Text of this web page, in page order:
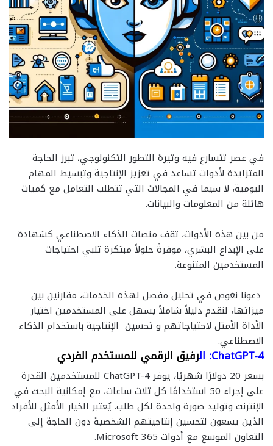
في عصر تتسارع فيه وتيرة التطور التكنولوجي، تبرز الحاجة
المتزايدة لأدوات تساعد في تعزيز الإنتاجية وتبسيط المهام
اليومية، لا سيما في المجالات التي تتطلب التعامل مع كميات
هائلة من المعلومات والبيانات.
من بين هذه الأدوات، تقف منصات الذكاء الاصطناعي كشهادة
على الإبداع البشري، موفرةً حلولاً مبتكرة تلبي احتياجات
المستخدمين المتنوعة.
دعونا نغوص في تحليل مفصل لهذه الخدمات، مقارنين بين
ميزاتها، لنقدم دليلاً شاملاً يسهل على المستخدمين اختيار
الأداة الأمثل لاحتياجاتهم و تحسين الإنتاجية باستخدام الذكاء
الاصطناعي.
ChatGPT-4: ال رفيق الرقمي للمستخدم الفردي
بسعر 20 دولارًا شهريًا، يوفر ChatGPT-4 للمستخدمين القدرة
على إجراء 50 استخدامًا كل ثلاث ساعات، مع إمكانية البحث في
الإنترنت وتوليد صورة واحدة لكل طلب. يُعتبر الخيار الأمثل للأفراد
الذين يسعون لتحسين إنتاجيتهم الشخصية دون الحاجة إلى
التعاون الموسع مع أدوات Microsoft 365.